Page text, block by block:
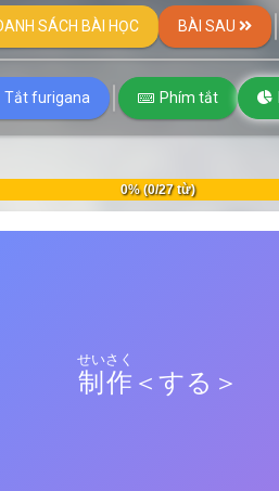
SÁCH BÀI HỌC BÀI SAU
Tắt furigana Phím tắt
0% (0/27 từ)
制作
せいさく
＜する＞
CHẾ TÁC
chế tạo
製作
せいさく
＜する＞
chế tạo, sản xuất